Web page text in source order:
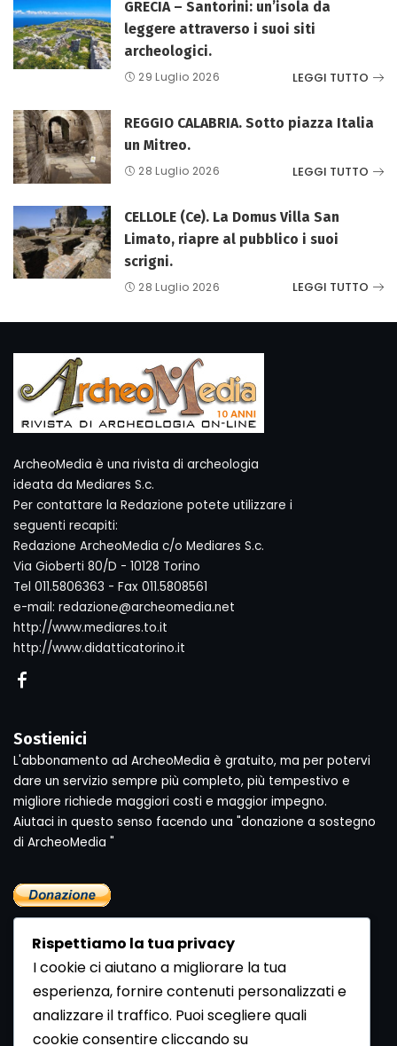
GRECIA – Santorini: un’isola da
leggere attraverso i suoi siti
archeologici.
29 Luglio 2026 LEGGI TUTTO
REGGIO CALABRIA. Sotto piazza Italia
un Mitreo.
28 Luglio 2026 LEGGI TUTTO
CELLOLE (Ce). La Domus Villa San
Limato, riapre al pubblico i suoi
scrigni.
28 Luglio 2026 LEGGI TUTTO
ArcheoMedia è una rivista di archeologia
ideata da Mediares S.c.
Per contattare la Redazione potete utilizzare i
seguenti recapiti:
Redazione ArcheoMedia c/o Mediares S.c.
Via Gioberti 80/D - 10128 Torino
Tel 011.5806363 - Fax 011.5808561
e-mail: redazione@archeomedia.net
http://www.mediares.to.it
http://www.didatticatorino.it
Sostienici
L'abbonamento ad ArcheoMedia è gratuito, ma per potervi
dare un servizio sempre più completo, più tempestivo e
migliore richiede maggiori costi e maggior impegno.
Aiutaci in questo senso facendo una "donazione a sostegno
di ArcheoMedia "
Newsletter
Rispettiamo la tua privacy
I cookie ci aiutano a migliorare la tua
esperienza, fornire contenuti personalizzati e
analizzare il traffico. Puoi scegliere quali
cookie consentire cliccando su